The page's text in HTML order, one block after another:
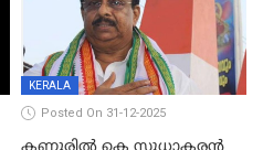
KERALA
Posted On 31-12-2025